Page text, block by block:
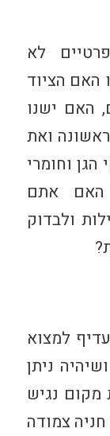
לא
האם הציוד
האם ישנו
ואת
וחומרי
האם אתם
ולבדוק
למצוא
ניתן
מקום נגיש
צמודה